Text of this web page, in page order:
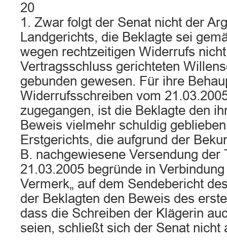
20
1. Zwar folgt der Senat nicht der
Landgerichts, die Beklagte sei
wegen rechtzeitigen Widerrufs
Vertragsschluss gerichteten
gebunden gewesen. Für ihre
Widerrufsschreiben vom
zugegangen, ist die Beklagte den
Beweis vielmehr schuldig
Erstgerichts, die aufgrund der
B. nachgewiesene Versendung der
21.03.2005 begründe in
Vermerk„ auf dem Sendebericht
der Beklagten den Beweis des
dass die Schreiben der Klägerin
seien, schließt sich der Senat nicht